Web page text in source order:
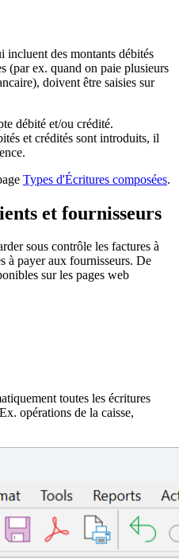
incluent des montants débités
(par ex. quand on paie plusieurs
doivent être saisies sur
débité et/ou crédité.
et crédités sont introduits, il
Types d'Écritures composées.
et fournisseurs
sous contrôle les factures à
à payer aux fournisseurs. De
sur les pages web
toutes les écritures
opérations de la caisse,